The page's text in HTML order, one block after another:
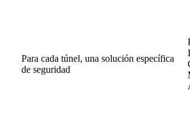
Para cada túnel, una solución específica
de seguridad